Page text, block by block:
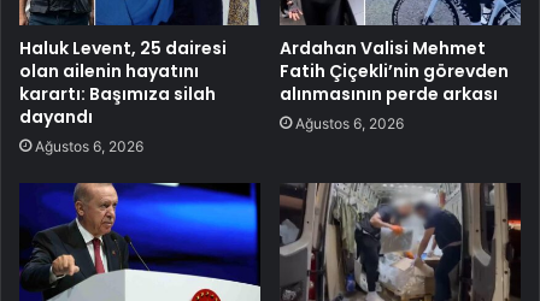
Haluk Levent, 25 dairesi
olan ailenin hayatını
karartı: Başımıza silah
dayandı
Ağustos 6, 2026
Ardahan Valisi Mehmet
Fatih Çiçekli’nin görevden
alınmasının perde arkası
Ağustos 6, 2026